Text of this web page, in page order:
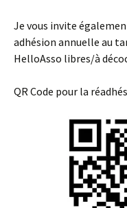
Je vous invite
adhésion annuelle au
HelloAsso libres/à
QR Code pour la